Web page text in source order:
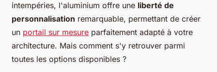
intempéries, l'aluminium offre une liberté de
personnalisation remarquable, permettant de créer
un portail sur mesure parfaitement adapté à votre
architecture. Mais comment s'y retrouver parmi
toutes les options disponibles ?